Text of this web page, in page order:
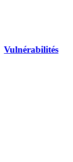
Vulnérabilités